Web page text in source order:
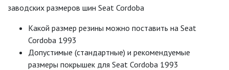
заводских размеров шин Seat Cordoba
Какой размер резины можно поставить на Seat
Cordoba 1993
Допустимые (стандартные) и рекомендуемые
размеры покрышек для Seat Cordoba 1993